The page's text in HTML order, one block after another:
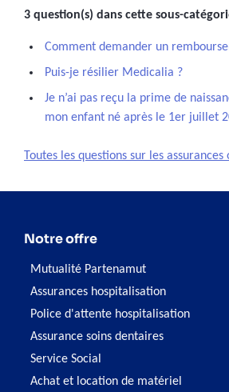
3 question(s) dans cette sous-
Comment demander un
Puis-je résilier Medicalia ?
Je n’ai pas reçu la prime de
mon enfant né après le 1er juillet
Toutes les questions sur les
Notre offre
Mutualité Partenamut
Assurances hospitalisation
Police d'attente hospitalisation
Assurance soins dentaires
Service Social
Achat et location de matériel